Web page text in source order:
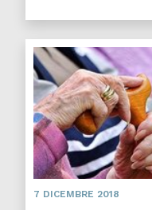
7 DICEMBRE 2018